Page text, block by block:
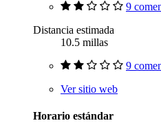
9
Distancia estimada
10.5 millas
9
Ver sitio web
Horario estándar